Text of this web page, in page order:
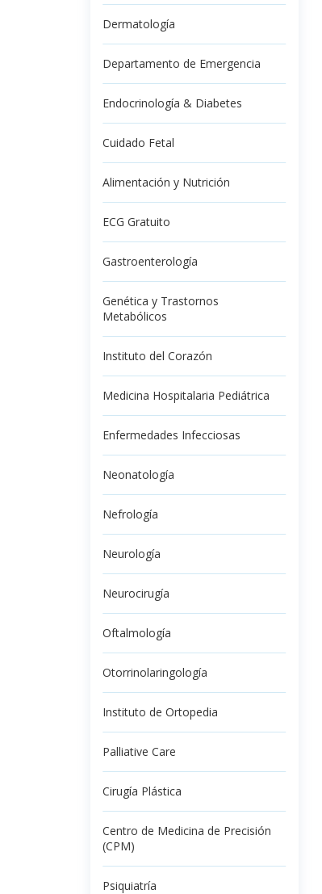
Dermatología
Departamento de Emergencia
Endocrinología & Diabetes
Cuidado Fetal
Alimentación y Nutrición
ECG Gratuito
Gastroenterología
Genética y Trastornos
Metabólicos
Instituto del Corazón
Medicina Hospitalaria Pediátrica
Enfermedades Infecciosas
Neonatología
Nefrología
Neurología
Neurocirugía
Oftalmología
Otorrinolaringología
Instituto de Ortopedia
Palliative Care
Cirugía Plástica
Centro de Medicina de Precisión
(CPM)
Psiquiatría